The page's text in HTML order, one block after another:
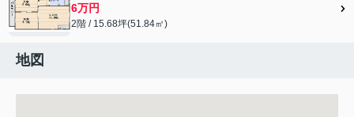
6万円
2階 / 15.68坪(51.84㎡)
地図